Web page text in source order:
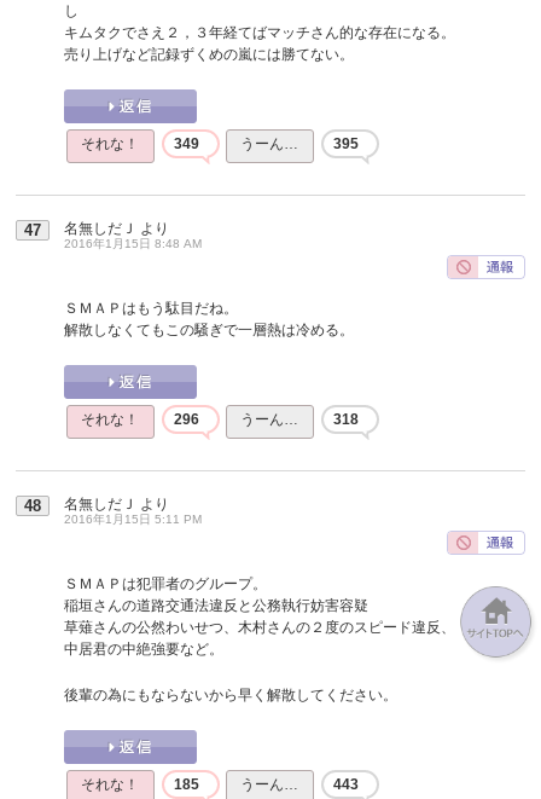
し
キムタクでさえ２，３年経てばマッチさん的な存在になる。
売り上げなど記録ずくめの嵐には勝てない。
それな！ 349 うーん… 395
47 名無しだＪ より
2016年1月15日 8:48 AM
ＳＭＡＰはもう駄目だね。
解散しなくてもこの騒ぎで一層熱は冷める。
それな！ 296 うーん… 318
48 名無しだＪ より
2016年1月15日 5:11 PM
ＳＭＡＰは犯罪者のグループ。
稲垣さんの道路交通法違反と公務執行妨害容疑
草薙さんの公然わいせつ、木村さんの２度のスピード違反、
中居君の中絶強要など。
後輩の為にもならないから早く解散してください。
それな！ 185 うーん… 443